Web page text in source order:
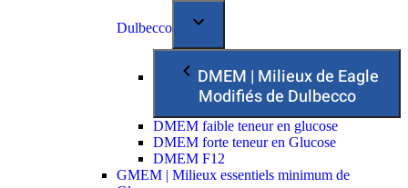
Dulbecco
DMEM | Milieux de Eagle
Modifiés de Dulbecco
DMEM faible teneur en glucose
DMEM forte teneur en Glucose
DMEM F12
GMEM | Milieux essentiels minimum de